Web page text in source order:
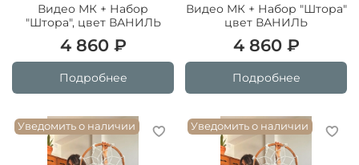
Видео МК + Набор
"Штора", цвет ВАНИЛЬ
4 860 ₽
Подробнее
Видео МК + Набор "Штора"
цвет ВАНИЛЬ
4 860 ₽
Подробнее
Уведомить о наличии Уведомить о наличии